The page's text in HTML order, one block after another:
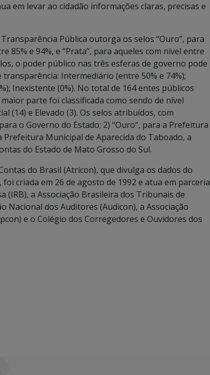
em levar ao cidadão informações claras, precisas e
Pública outorga os selos “Ouro”, para
85% e 94%, e “Prata”, para aqueles com nível entre
o poder público nas três esferas de governo pode
Intermediário (entre 50% e 74%);
Inexistente (0%). No total de 164 entes públicos
parte foi classificada como sendo de nível
(14) e Elevado (3). Os selos atribuídos, com
o Governo do Estado; 2) “Ouro”, para a Prefeitura
Prefeitura Municipal de Aparecida do Taboado, a
do Estado de Mato Grosso do Sul.
do Brasil (Atricon), que divulga os dados do
criada em 26 de agosto de 1992 e atua em parceria
a Associação Brasileira dos Tribunais de
Nacional dos Auditores (Audicon), a Associação
e o Colégio dos Corregedores e Ouvidores dos